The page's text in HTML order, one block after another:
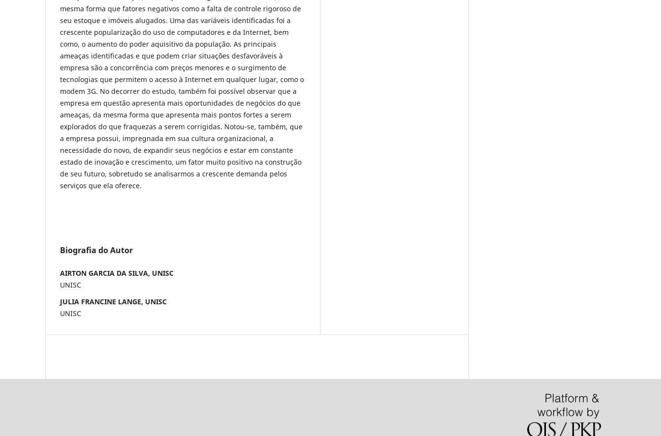
mesma forma que fatores negativos como a falta de controle rigoroso de
seu estoque e imóveis alugados. Uma das variáveis identificadas foi a
crescente popularização do uso de computadores e da Internet, bem
como, o aumento do poder aquisitivo da população. As principais
ameaças identificadas e que podem criar situações desfavoráveis à
empresa são a concorrência com preços menores e o surgimento de
tecnologias que permitem o acesso à Internet em qualquer lugar, como o
modem 3G. No decorrer do estudo, também foi possível observar que a
empresa em questão apresenta mais oportunidades de negócios do que
ameaças, da mesma forma que apresenta mais pontos fortes a serem
explorados do que fraquezas a serem corrigidas. Notou-se, também, que
a empresa possui, impregnada em sua cultura organizacional, a
necessidade do novo, de expandir seus negócios e estar em constante
estado de inovação e crescimento, um fator muito positivo na construção
de seu futuro, sobretudo se analisarmos a crescente demanda pelos
serviços que ela oferece.
Biografia do Autor
AIRTON GARCIA DA SILVA, UNISC
UNISC
JULIA FRANCINE LANGE, UNISC
UNISC